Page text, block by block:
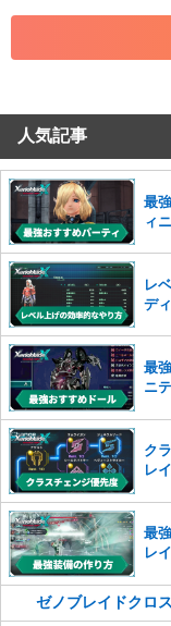
・各ゲームのネタ
・その他、管理者
コメントの削除を申
せていただきます
※一度削除したコ
さい。
また、過度な利用規約
った場合は、法的措置
かじめご理解ください
人気記事
最
ィ
レ
デ
最
ニ
ク
レ
最
レ
ゼノブレイドクロ